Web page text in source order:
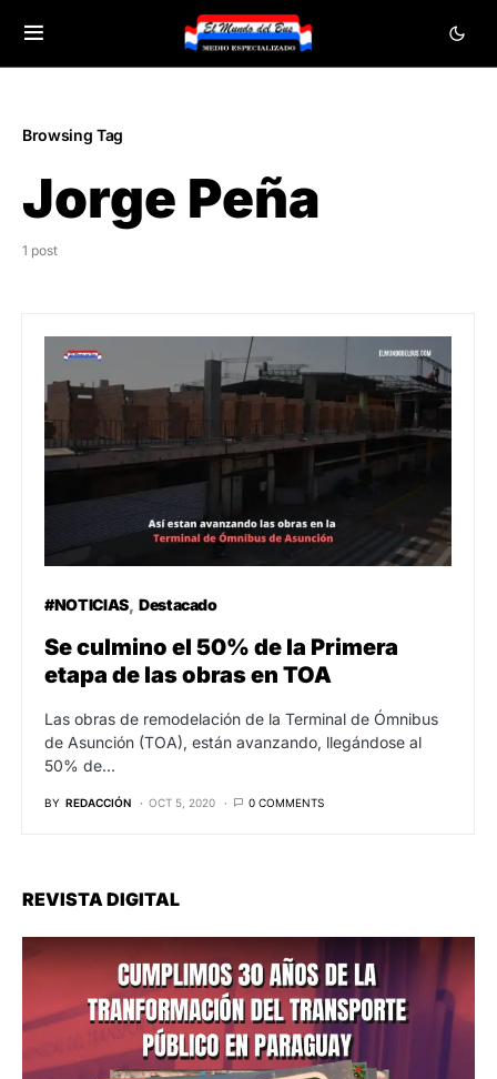
Browsing Tag
Jorge Peña
1 post
#NOTICIAS Destacado
Se culmino el 50% de la Primera
etapa de las obras en TOA
Las obras de remodelación de la Terminal de Ómnibus
de Asunción (TOA), están avanzando, llegándose al
50% de…
BY REDACCIÓN OCT 5, 2020 0 COMMENTS
REVISTA DIGITAL